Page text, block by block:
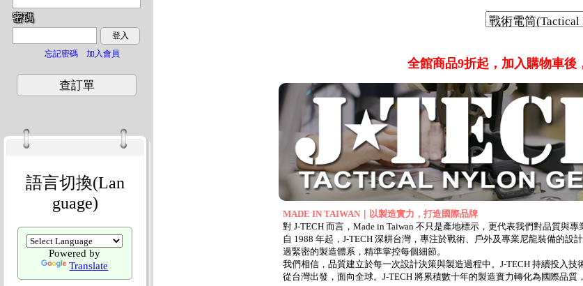
密碼
登入
忘記密碼
加入會員
查訂單
語言切換(Lan
guage)
Powered by
Translate
全館商品9折起，加入購物車後
MADE IN TAIWAN｜以製造實力，打造國際品牌
對 J-TECH 而言，Made in Taiwan 不只是產地標示，更代表我們對品質與專
自 1988 年起，J-TECH 深耕台灣，專注於戰術、戶外及專業尼龍裝備的
過緊密的製造體系，精準掌控每個細節。
我們相信，品質建立於每一次設計決策與製造過程中。J-TECH 持續投入
從台灣出發，面向全球。J-TECH 將累積數十年的製造實力轉化為國際品質